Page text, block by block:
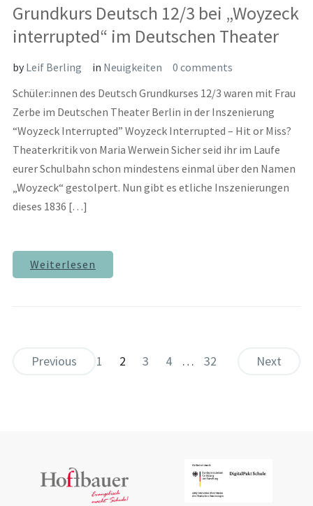
Grundkurs Deutsch 12/3 bei „Woyzeck
interrupted“ im Deutschen Theater
byLeif Berling in Neuigkeiten
0 comments
Schüler:innen des Deutsch Grundkurses 12/3 waren mit Frau
Zerbe im Deutschen Theater Berlin in der Inszenierung
“Woyzeck Interrupted” Woyzeck Interrupted – Hit or Miss?
Theaterkritik von Maria Werwein Sicher seid ihr im Laufe
eurer Schulbahn schon mindestens einmal über den Namen
„Woyzeck“ gestolpert. Nun gibt es etliche Inszenierungen
dieses 1836 […]
Weiterlesen
Previous 1 2 3 4 … 32 Next